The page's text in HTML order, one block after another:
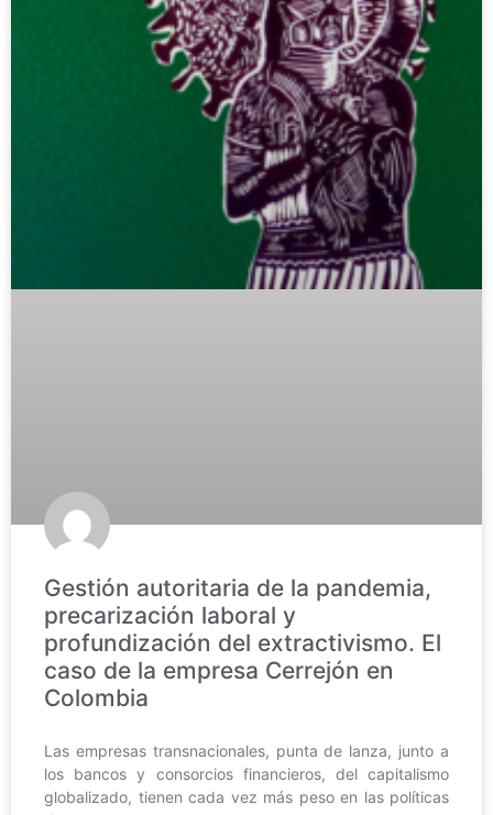
Gestión autoritaria de la pandemia,
precarización laboral y
profundización del extractivismo. El
caso de la empresa Cerrejón en
Colombia
Las empresas transnacionales, punta de lanza, junto a
los bancos y consorcios financieros, del capitalismo
globalizado, tienen cada vez más peso en las políticas